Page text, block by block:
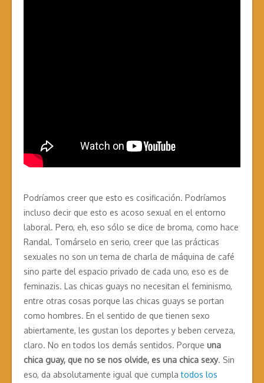
Podríamos creer que esto es cosificación. Podríamos
incluso decir que esto es acoso sexual en el entorno
laboral. Pero, eh, eso sólo se dice de broma, como hace
Randal. Tomárselo en serio, creer que las prácticas
sexuales no son un tema de charla de máquina de café
sino parte del espacio privado de cada uno, eso es de
feminazis. Las chicas guays no necesitan el feminismo,
entre otras cosas porque las chicas guays se portan
como hombres. En el sentido de que tienen sexo
abiertamente, les gustan los deportes y beben cerveza,
claro. No en todos los demás sentidos. Porque una
chica guay, que no se nos olvide, es una chica sexy. Sin
eso, da absolutamente igual que cumplatodos los